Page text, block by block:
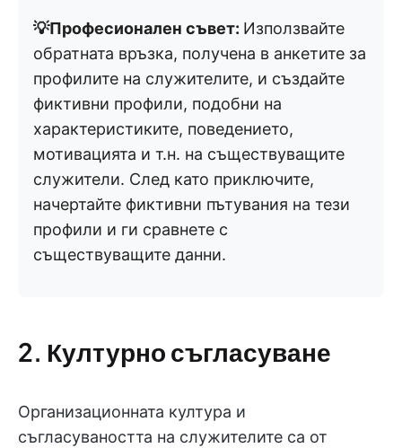
💡Професионален съвет: Използвайте
обратната връзка, получена в анкетите за
профилите на служителите, и създайте
фиктивни профили, подобни на
характеристиките, поведението,
мотивацията и т.н. на съществуващите
служители. След като приключите,
начертайте фиктивни пътувания на тези
профили и ги сравнете с
съществуващите данни.
2. Културно съгласуване
Организационната култура и
съгласуваността на служителите са от